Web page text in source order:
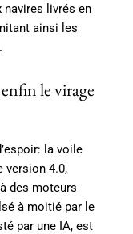
navires livrés en
ainsi les
le virage
la voile
version 4.0,
des moteurs
à moitié par le
par une IA, est